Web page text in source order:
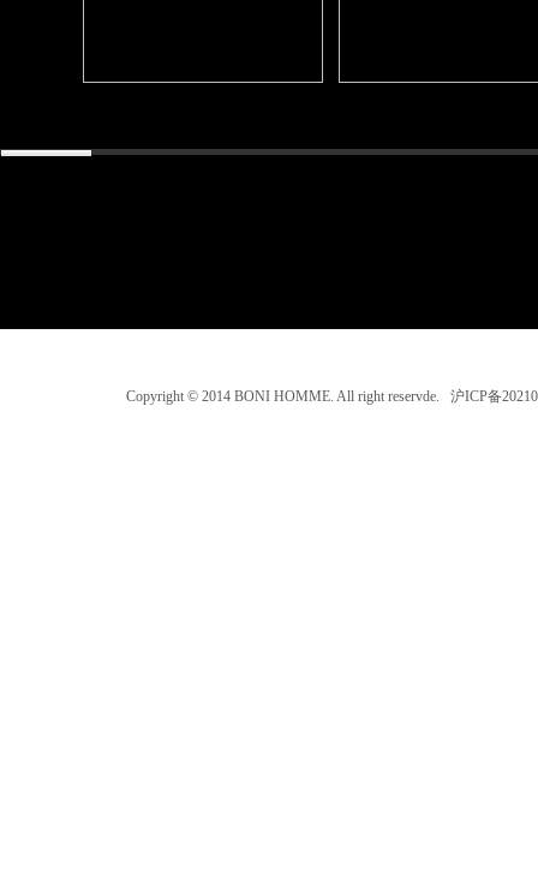
Copyright © 2014 BONI HOMME. All right reservde. 沪ICP备